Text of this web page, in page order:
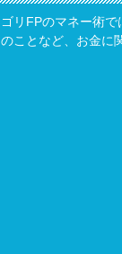
ゴリFPのマネー術
のことなど、お金に